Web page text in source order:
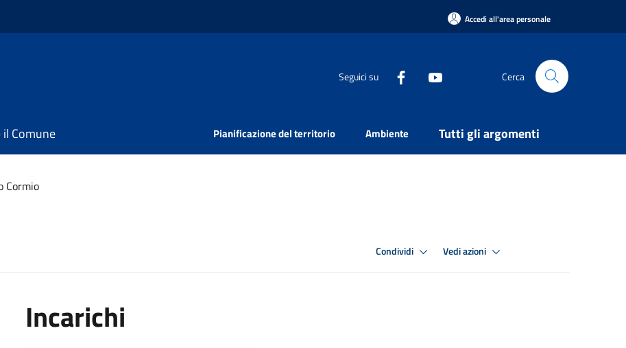
Accedi all'area personale
Seguici su Cerca
il Comune Pianificazione del territorio Ambiente Tutti gli argomenti
Cormio
Condividi Vedi azioni
Incarichi